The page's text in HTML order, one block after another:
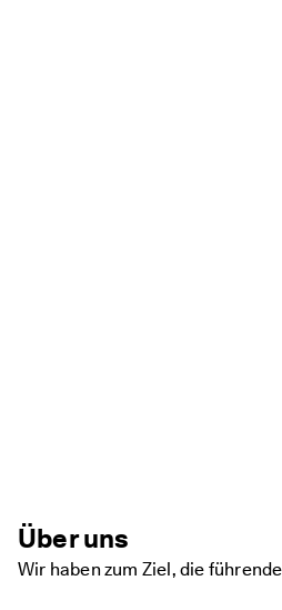
Über uns
Wir haben zum Ziel, die